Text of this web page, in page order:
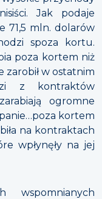
Jak podaje
71,5 mln. dolarów
spoza kortu.
poza kortem niż
zarobił w ostatnim
z kontraktów
ogromne
kortem
na kontraktach
wpłynęły na jej
wspomnianych